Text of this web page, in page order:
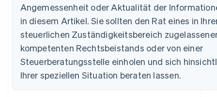
Angemessenheit oder Aktualität der
in diesem Artikel. Sie sollten den Rat eines in
steuerlichen Zuständigkeitsbereich
kompetenten Rechtsbeistands oder von einer
Steuerberatungsstelle einholen und sich
Ihrer speziellen Situation beraten lassen.
Estland
Festlandchina
简体中文English
Finnland
EnglishSvenska
Frankreich
FrançaisEnglish
Gibraltar
English